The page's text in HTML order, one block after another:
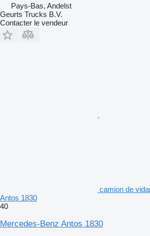
Pays-Bas, Andelst
Geurts Trucks B.V.
Contacter le vendeur
camion de
Antos 1830
40
Mercedes-Benz Antos 1830